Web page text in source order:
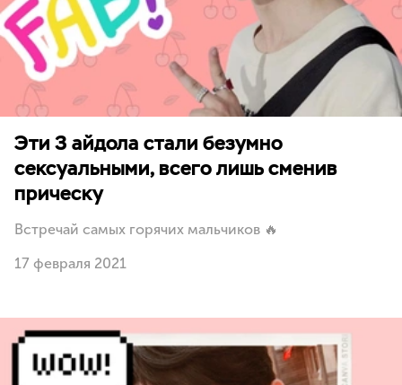
Эти 3 айдола стали безумно
сексуальными, всего лишь сменив
прическу
Встречай самых горячих мальчиков 🔥
17 февраля 2021